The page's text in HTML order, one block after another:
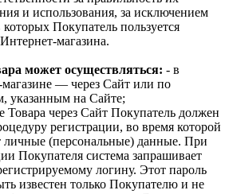
и использования, за исключением
которых Покупатель пользуется
магазина.
может осуществляться: - в
— через Сайт или по
указанным на Сайте;
Товара через Сайт Покупатель должен
регистрации, во время которой
личные (персональные) данные. При
Покупателя система запрашивает
логину. Этот пароль
известен только Покупателю и не